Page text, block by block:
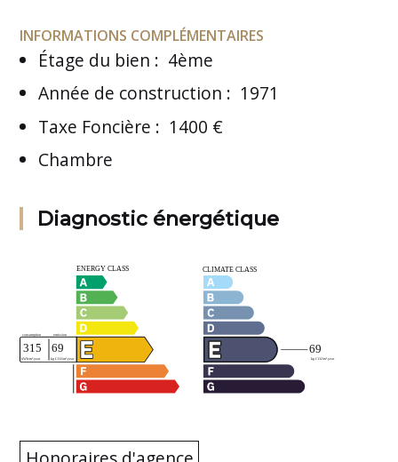
INFORMATIONS COMPLÉMENTAIRES
Étage du bien : 4ème
Année de construction : 1971
Taxe Foncière : 1400 €
Chambre
Diagnostic énergétique